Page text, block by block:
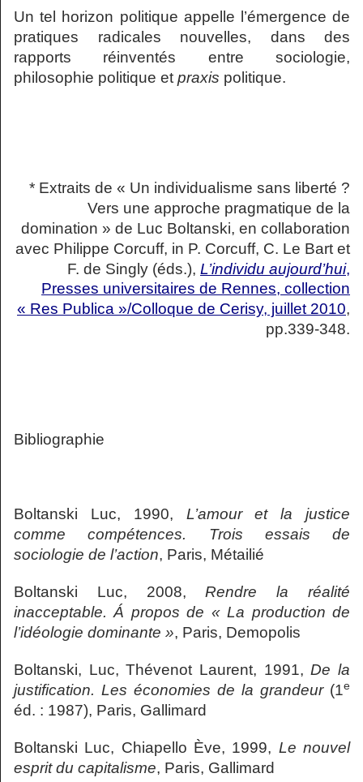
Un tel horizon politique appelle l’émergence de
pratiques radicales nouvelles, dans des
rapports réinventés entre sociologie,
philosophie politique et praxis politique.
* Extraits de « Un individualisme sans liberté ?
Vers une approche pragmatique de la
domination » de Luc Boltanski, en collaboration
avec Philippe Corcuff, in P. Corcuff, C. Le Bart et
F. de Singly (éds.), L’individu aujourd’hui,
Presses universitaires de Rennes, collection
« Res Publica »/Colloque de Cerisy, juillet 2010,
pp.339-348.
Bibliographie
Boltanski Luc, 1990, L’amour et la justice
comme compétences. Trois essais de
sociologie de l’action, Paris, Métailié
Boltanski Luc, 2008,Rendre la réalité
inacceptable. Á propos de « La production de
l’idéologie dominante », Paris, Demopolis
Boltanski, Luc, Thévenot Laurent, 1991,De la
justification. Les économies de la grandeur(1e
éd. : 1987), Paris, Gallimard
Boltanski Luc, Chiapello Ève, 1999, Le nouvel
esprit du capitalisme, Paris, Gallimard